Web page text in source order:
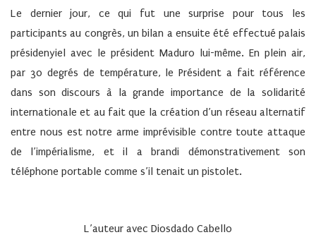
Le dernier jour, ce qui fut une surprise pour tous les
participants au congrès, un bilan a ensuite été effectué palais
présidenyiel avec le président Maduro lui-même. En plein air,
par 30 degrés de température, le Président a fait référence
dans son discours à la grande importance de la solidarité
internationale et au fait que la création d’un réseau alternatif
entre nous est notre arme imprévisible contre toute attaque
de l’impérialisme, et il a brandi démonstrativement son
téléphone portable comme s’il tenait un pistolet.
L’auteur avec Diosdado Cabello